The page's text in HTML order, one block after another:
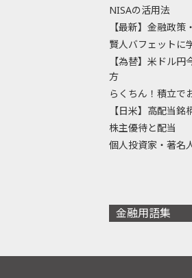
NISAの活用法
【最新】金融政策
賢人バフェットに
【為替】米ドル
方
らくちん！積立で
【日米】高配当
株主優待と配当
個人投資家・著名
金融用語集